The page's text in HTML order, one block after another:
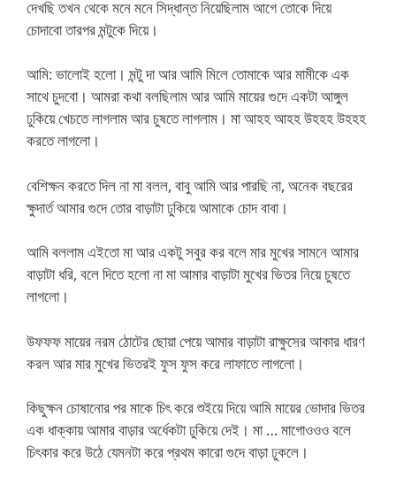
দেখছি তখন থেকে মনে মনে সিদ্ধান্ত নিয়েছিলাম আগে তোকে দিয়ে
চোদাবো তারপর মন্টুকে দিয়ে।
আমি: ভালোই হলো। মন্টু দা আর আমি মিলে তোমাকে আর মামীকে এক
সাথে চুদবো। আমরা কথা বলছিলাম আর আমি মায়ের গুদে একটা আঙ্গুল
ঢুকিয়ে খেচতে লাগলাম আর চুষতে লাগলাম। মা আহহ আহহ উহহহ উহহহ
করতে লাগলো।
বেশিক্ষন করতে দিল না মা বলল, বাবু আমি আর পারছি না, অনেক বছরের
ক্ষুদার্ত আমার গুদে তোর বাড়াটা ঢুকিয়ে আমাকে চোদ বাবা।
আমি বললাম এইতো মা আর একটু সবুর কর বলে মার মুখের সামনে আমার
বাড়াটা ধরি, বলে দিতে হলো না মা আমার বাড়াটা মুখের ভিতর নিয়ে চুষতে
লাগলো।
উফফফ মায়ের নরম ঠোটের ছোয়া পেয়ে আমার বাড়াটা রাক্ষুসের আকার ধারণ
করল আর মার মুখের ভিতরই ফুস ফুস করে লাফাতে লাগলো।
কিছুক্ষন চোষানোর পর মাকে চিৎ করে শুইয়ে দিয়ে আমি মায়ের ভোদার ভিতর
এক ধাক্কায় আমার বাড়ার অর্ধেকটা ঢুকিয়ে দেই। মা … মাগোওওও বলে
চিৎকার করে উঠে যেমনটা করে প্রথম কারো গুদে বাড়া ঢুকলে।